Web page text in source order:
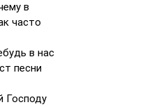
в
часто
в нас
песни
Господу